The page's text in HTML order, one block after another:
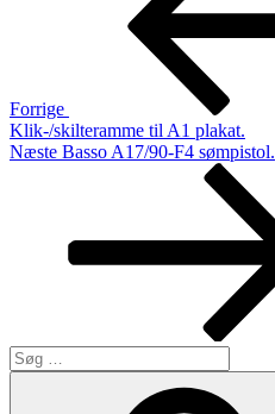
Forrige
Klik-/skilteramme til A1 plakat.
Næste
Næste Basso A17/90-F4 sømpistol.
Søg
efter: